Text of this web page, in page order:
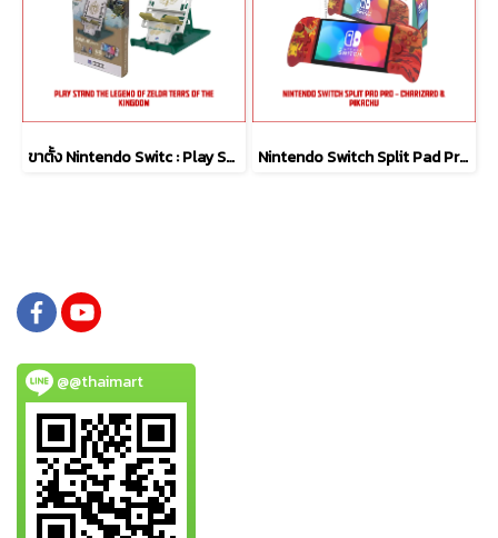
ขาตั้ง Nintendo Switc : Play Stand the legend Of Zelda Tears of the Kingdom Nintendo Switch Split Pad Pro - Charizard & Pikachu
@@thaimart